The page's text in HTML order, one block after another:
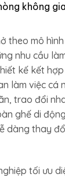
không
theo mô
nhu cầu
kế kết
làm việc cá
trao đổi
ghế di
dàng thay
tối ưu